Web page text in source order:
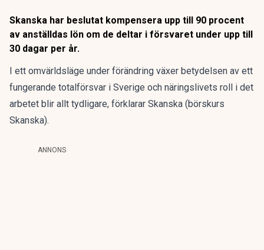
Skanska har beslutat kompensera upp till 90 procent
av anställdas lön om de deltar i försvaret under upp till
30 dagar per år.
I ett omvärldsläge under förändring växer betydelsen av ett
fungerande totalförsvar i Sverige och näringslivets roll i det
arbetet blir allt tydligare, förklarar Skanska (börskurs
Skanska).
ANNONS